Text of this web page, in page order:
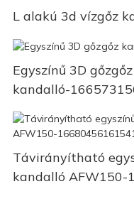
L alakú 3d vízgőz
Egyszínű 3D gőzgőz
kandalló-
Távirányítható
kandalló AFW150-